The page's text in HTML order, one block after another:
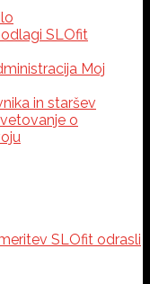
SLOfit
Moj
in staršev
o
SLOfit odrasli